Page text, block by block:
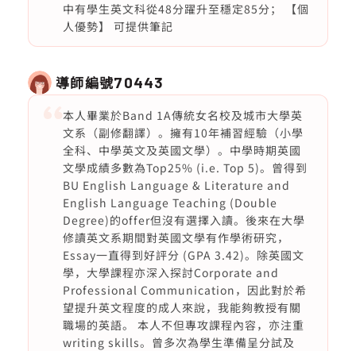
中有學生英文科從48分躍升至穩定85分； 【個
人優勢】 可提供筆記
導師編號70443
本人畢業於Band 1A傳統女名校及城市大學英
文系（副修翻譯）。擁有10年補習經驗（小學
全科、中學英文及英國文學）。中學時期英國
文學成績多數為Top25% (i.e. Top 5)。曾得到
BU English Language & Literature and
English Language Teaching (Double
Degree)的offer但沒有選擇入讀。後來在大學
修讀英文系期間對英國文學有作學術研究，
Essay一直得到好評分 (GPA 3.42)。除英國文
學，大學課程亦深入探討Corporate and
Professional Communication，因此對於希
望提升英文程度的成人來說，我能夠教授有關
職場的英語。 本人不但專攻課程內容，亦注重
writing skills。曾多次為學生準備呈分試及